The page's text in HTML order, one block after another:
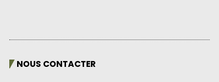
NOUS CONTACTER